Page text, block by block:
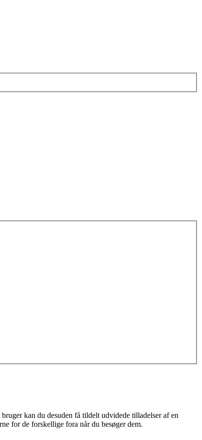
kan du desuden få tildelt udvidede tilladelser af en
for de forskellige fora når du besøger dem.